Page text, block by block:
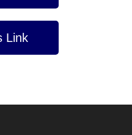
Link